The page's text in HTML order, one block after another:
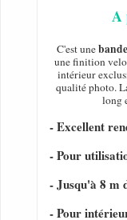
A
C'est une
une finition
intérieur
qualité photo.
long
- Excellent
- Pour
- Jusqu'à 8 m
- Pour